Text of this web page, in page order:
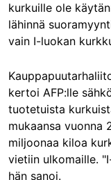
kurkuille ole
lähinnä
vain I-luokan
kertoi AFP:lle
tuotetuista
mukaansa vuonna
miljoonaa kiloa
vietiin ulkomaille.
hän sanoi.